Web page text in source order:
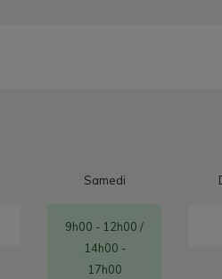
Samedi
9h00 - 12h00 /
14h00 -
17h00